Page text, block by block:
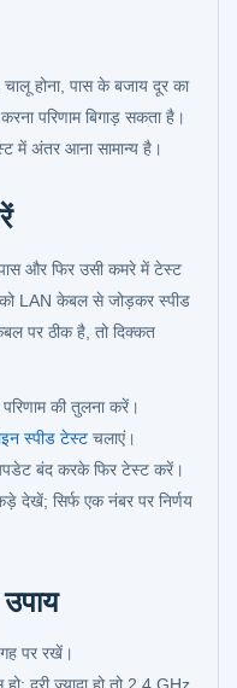
होना, पास के बजाय दूर का
परिणाम बिगाड़ सकता है।
में अंतर आना सामान्य है।
और फिर उसी कमरे में टेस्ट
LAN केबल से जोड़कर स्पीड
पर ठीक है, तो दिक्कत
की तुलना करें।
स्पीड टेस्ट चलाएं।
बंद करके फिर टेस्ट करें।
देखें; सिर्फ एक नंबर पर निर्णय
पर रखें।